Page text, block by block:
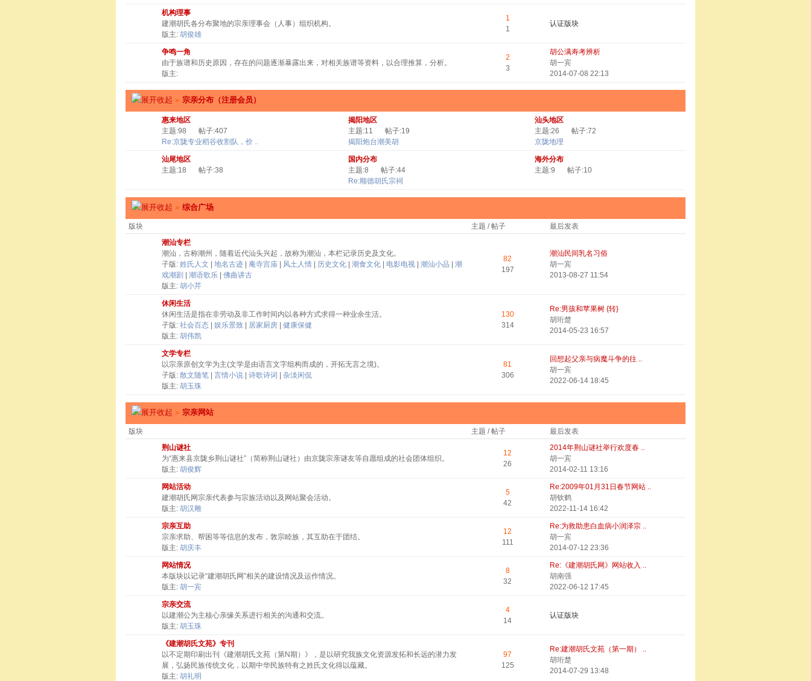
机构理事
建潮胡氏各分布聚地的宗亲理事会（人事）组织机构。
版主: 胡俊雄
1
1
认证版块
争鸣一角
由于族谱和历史原因，存在的问题逐渐暴露出来，对相关族谱等资料，以合理推算，分析。
版主:
2
3
胡公满寿考辨析
胡一宾
2014-07-08 22:13
» 宗亲分布（注册会员）
惠来地区
主题:98
帖子:407
Re:京陇专业稻谷收割队，价 ..
揭阳地区
主题:11
帖子:19
揭阳炮台潮美胡
汕头地区
主题:26
帖子:72
京陇地理
汕尾地区
主题:18
帖子:38
国内分布
主题:8
帖子:44
Re:顺德胡氏宗祠
海外分布
主题:9
帖子:10
» 综合广场
版块 主题 / 帖子
最后发表
潮汕专栏
潮汕，古称潮州，随着近代汕头兴起，故称为潮汕，本栏记录历史及文化。
子版: 姓氏人文 地名古迹 庵寺宫庙 风土人情 历史文化 潮食文化 电影电视 潮汕小品
潮
戏潮剧
潮语歌乐
佛曲讲古
版主: 胡小芹
82
197
潮汕民间乳名习俗
胡一宾
2013-08-27 11:54
休闲生活
休闲生活是指在非劳动及非工作时间内以各种方式求得一种业余生活。
子版: 社会百态 娱乐景致 居家厨房
健康保健
版主: 胡伟凯
130
314
Re:男孩和苹果树 {转}
胡珩楚
2014-05-23 16:57
文学专栏
以宗亲原创文学为主(文学是由语言文字组构而成的，开拓无言之境)。
子版: 散文随笔 言情小说 诗歌诗词
杂淡闲侃
版主: 胡玉珠
81
306
回想起父亲与病魔斗争的往 ..
胡一宾
2022-06-14 18:45
» 宗亲网站
版块 主题 / 帖子
最后发表
荆山谜社
为“惠来县京陇乡荆山谜社”（简称荆山谜社）由京陇宗亲谜友等自愿组成的社会团体组织。
版主: 胡俊辉
12
26
2014年荆山谜社举行欢度春 ..
胡一宾
2014-02-11 13:16
网站活动
建潮胡氏网宗亲代表参与宗族活动以及网站聚会活动。
版主: 胡汉雕
5
42
Re:2009年01月31日春节网站 ..
胡钦鹤
2022-11-14 16:42
宗亲互助
宗亲求助、帮困等等信息的发布，敦宗睦族，其互助在于团结。
版主: 胡庆丰
12
111
Re:为救助患白血病小润泽宗 ..
胡一宾
2014-07-12 23:36
网站情况
本版块以记录“建潮胡氏网”相关的建设情况及运作情况。
版主: 胡一宾
8
32
Re:《建潮胡氏网》网站收入 ..
胡南强
2022-06-12 17:45
宗亲交流
以建潮公为主核心亲缘关系进行相关的沟通和交流。
版主: 胡玉珠
4
14
认证版块
《建潮胡氏文苑》专刊
以不定期印刷出刊《建潮胡氏文苑（第N期）》，是以研究我族文化资源发拓和长远的潜力发
展，弘扬民族传统文化，以期中华民族特有之姓氏文化得以蕴藏。
版主: 胡礼明
97
125
Re:建潮胡氏文苑（第一期） ..
胡珩楚
2014-07-29 13:48